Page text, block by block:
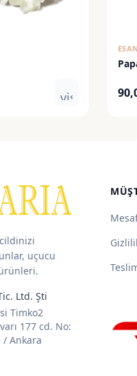
visibility
uçucu
Ltd. Şti
Timko2
177 cd. No:
/ Ankara